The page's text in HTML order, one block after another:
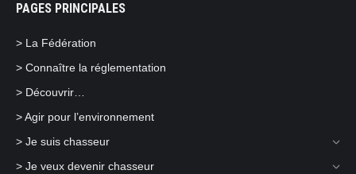
opens
window
opens
window
opens
window
PAGES PRINCIPALES
> La Fédération
> Connaître la réglementation
> Découvrir…
> Agir pour l’environnement
> Je suis chasseur
> Je veux devenir chasseur